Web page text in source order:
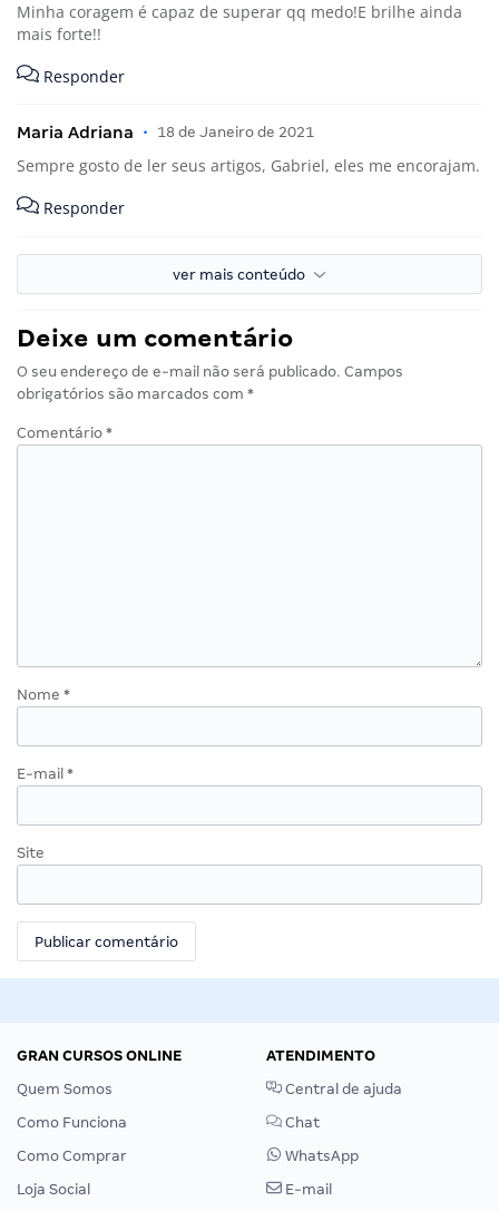
Minha coragem é capaz de superar qq medo!E brilhe ainda
mais forte!!
Responder
Maria Adriana • 18 de Janeiro de 2021
Sempre gosto de ler seus artigos, Gabriel, eles me encorajam.
Responder
ver mais conteúdo
Deixe um comentário
O seu endereço de e-mail não será publicado. Campos
obrigatórios são marcados com *
Comentário *
Nome *
E-mail *
Site
GRAN CURSOS ONLINE
Quem Somos
Como Funciona
Como Comprar
Loja Social
ATENDIMENTO
Central de ajuda
Chat
WhatsApp
E-mail